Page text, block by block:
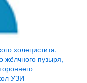
холецистита,
жёлчного пузыря,
УЗИ